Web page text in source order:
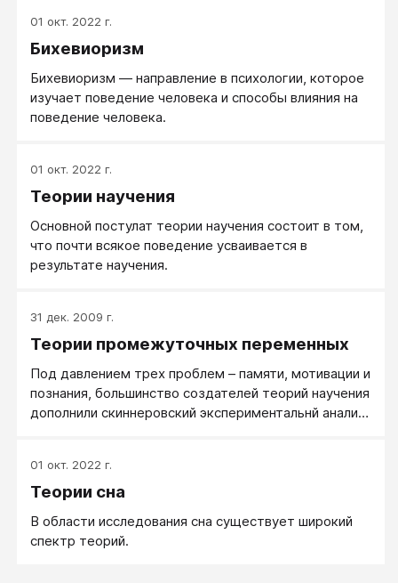
01 окт. 2022 г.
Бихевиоризм
Бихевиоризм — направление в психологии, которое
изучает поведение человека и способы влияния на
поведение человека.
01 окт. 2022 г.
Теории научения
Основной постулат теории научения состоит в том,
что почти всякое поведение усваивается в
результате научения.
31 дек. 2009 г.
Теории промежуточных переменных
Под давлением трех проблем – памяти, мотивации и
познания, большинство создателей теорий научения
дополнили скиннеровский экспериментальнй анализ
01 окт. 2022 г.
Теории сна
В области исследования сна существует широкий
спектр теорий.